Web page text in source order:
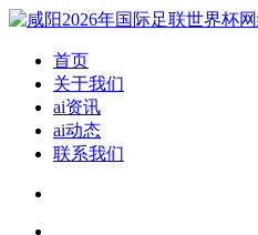
首页
关于我们
ai资讯
ai动态
联系我们